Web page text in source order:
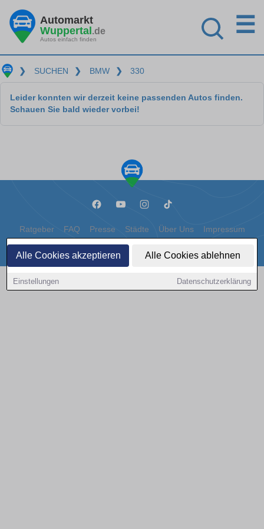
Alle Cookies akzeptieren Alle Cookies ablehnen
Einstellungen Datenschutzerklärung
Automarkt
Wuppertal.de
Autos einfach finden
☰
❯ SUCHEN ❯ BMW ❯ 330
Leider konnten wir derzeit keine passenden Autos finden.
Schauen Sie bald wieder vorbei!
Ratgeber FAQ Presse Städte Über Uns Impressum
Datenschutz Cookies
Copyright © 2000 - 2026 | 1A Infosysteme GmbH | Content by: 1a-sites-autos